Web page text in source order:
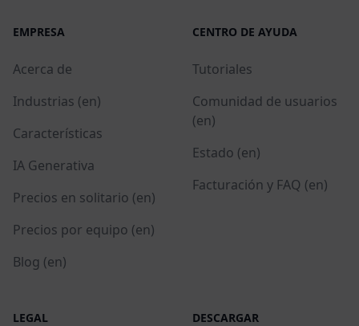
EMPRESA
Acerca de
Industrias (en)
Características
IA Generativa
Precios en solitario (en)
Precios por equipo (en)
Blog (en)
CENTRO DE AYUDA
Tutoriales
Comunidad de usuarios
(en)
Estado (en)
Facturación y FAQ (en)
LEGAL DESCARGAR